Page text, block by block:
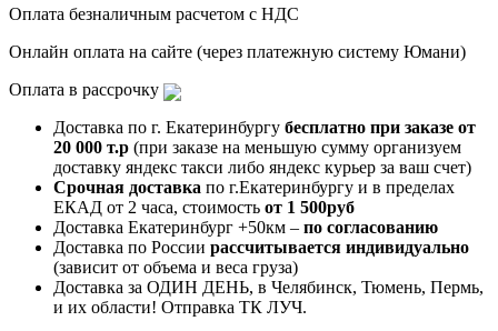
Оплата безналичным расчетом с НДС
Онлайн оплата на сайте (через платежную систему Юмани)
Оплата в рассрочку
Доставка по г. Екатеринбургу бесплатно при заказе от
20 000 т.р (при заказе на меньшую сумму организуем
доставку яндекс такси либо яндекс курьер за ваш счет)
Срочная доставка по г.Екатеринбургу и в пределах
ЕКАД от 2 часа, стоимость от 1 500руб
Доставка Екатеринбург +50км – по согласованию
Доставка по России рассчитывается индивидуально
(зависит от объема и веса груза)
Доставка за ОДИН ДЕНЬ, в Челябинск, Тюмень, Пермь,
и их области! Отправка ТК ЛУЧ.